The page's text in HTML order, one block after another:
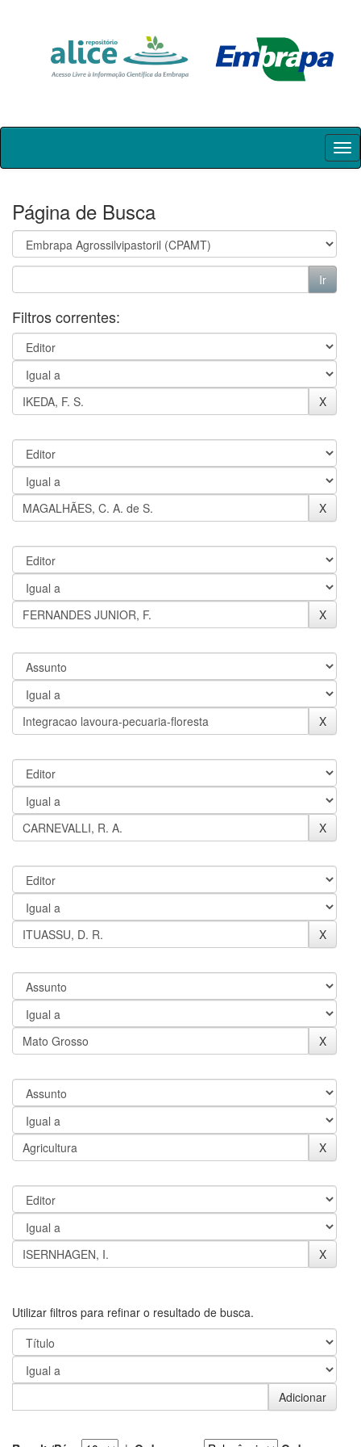
Skip
Página de Busca
Filtros correntes:
Utilizar filtros para refinar o resultado de busca.